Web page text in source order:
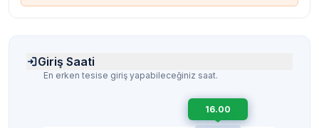
Giriş Saati
En erken tesise giriş yapabileceğiniz saat.
16.00